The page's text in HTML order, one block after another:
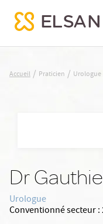
ROUSSEL GAUTHIER
Accueil / Praticien / Urologue
Dr
Urologue
Conventionné secteur :